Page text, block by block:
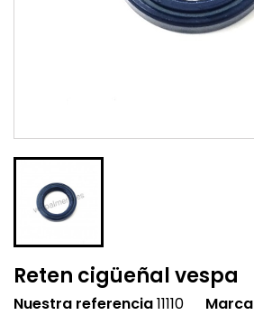
Reten cigüeñal vespa
Nuestra referencia11110 Marca